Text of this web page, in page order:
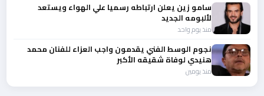
سامو زين يعلن ارتباطه رسميا علي الهواء ويستعد
لألبومه الجديد
منذ يوم واحد
نجوم الوسط الفني يقدمون واجب العزاء للفنان محمد
هنيدي لوفاة شقيقه الأكبر
منذ يومين